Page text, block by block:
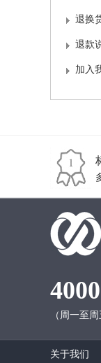
退换
退款
加入
（周一至周
关于我们